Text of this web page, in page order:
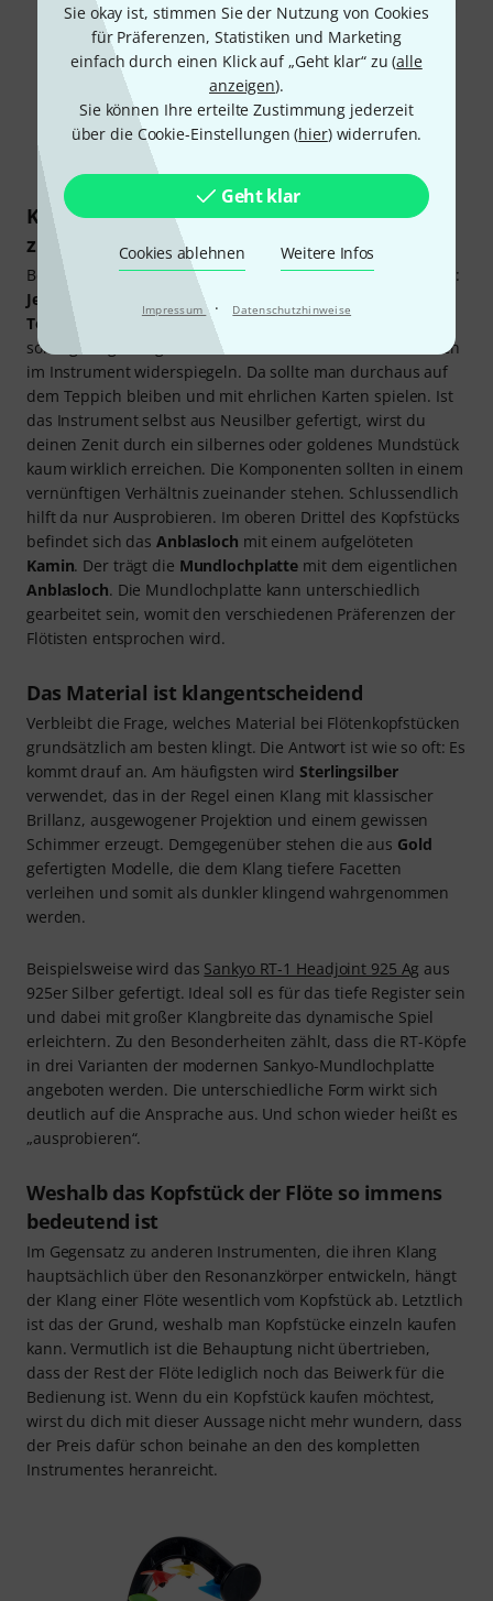
Sie okay ist, stimmen Sie der Nutzung von Cookies
für Präferenzen, Statistiken und Marketing
einfach durch einen Klick auf „Geht klar“ zu (alle
anzeigen).
Sie können Ihre erteilte Zustimmung jederzeit
über die Cookie-Einstellungen (hier) widerrufen.
Geht klar
Cookies ablehnen Weitere Infos
Impressum · Datenschutzhinweise
Yamaha FHJ 200U Flöten-Kopfstück (Art.Nr. 100526)
Komponenten in sinnvollem Verhältnis
zueinander
Bei Kopfstücken gilt, wie auch bei den Instrumenten selbst:
Je edler das Material, desto voller und runder klingt der
Ton
. Ob du dabei beispielsweise auf Silber, Gold oder
sonstige Legierungen setzt, sollte sich sinnvollerweise auch
im Instrument widerspiegeln. Da sollte man durchaus auf
dem Teppich bleiben und mit ehrlichen Karten spielen. Ist
das Instrument selbst aus Neusilber gefertigt, wirst du
deinen Zenit durch ein silbernes oder goldenes Mundstück
kaum wirklich erreichen. Die Komponenten sollten in einem
vernünftigen Verhältnis zueinander stehen. Schlussendlich
hilft da nur Ausprobieren. Im oberen Drittel des Kopfstücks
befindet sich dasAnblasloch mit einem aufgelöteten
Kamin. Der trägt die Mundlochplatte mit dem eigentlichen
Anblasloch. Die Mundlochplatte kann unterschiedlich
gearbeitet sein, womit den verschiedenen Präferenzen der
Flötisten entsprochen wird.
Das Material ist klangentscheidend
Verbleibt die Frage, welches Material bei Flötenkopfstücken
grundsätzlich am besten klingt. Die Antwort ist wie so oft: Es
kommt drauf an. Am häufigsten wirdSterlingsilber
verwendet, das in der Regel einen Klang mit klassischer
Brillanz, ausgewogener Projektion und einem gewissen
Schimmer erzeugt. Demgegenüber stehen die aus Gold
gefertigten Modelle, die dem Klang tiefere Facetten
verleihen und somit als dunkler klingend wahrgenommen
werden.
Beispielsweise wird das Sankyo RT-1 Headjoint 925 Ag aus
925er Silber gefertigt. Ideal soll es für das tiefe Register sein
und dabei mit großer Klangbreite das dynamische Spiel
erleichtern. Zu den Besonderheiten zählt, dass die RT-Köpfe
in drei Varianten der modernen Sankyo-Mundlochplatte
angeboten werden. Die unterschiedliche Form wirkt sich
deutlich auf die Ansprache aus. Und schon wieder heißt es
„ausprobieren“.
Weshalb das Kopfstück der Flöte so immens
bedeutend ist
Im Gegensatz zu anderen Instrumenten, die ihren Klang
hauptsächlich über den Resonanzkörper entwickeln, hängt
der Klang einer Flöte wesentlich vom Kopfstück ab. Letztlich
ist das der Grund, weshalb man Kopfstücke einzeln kaufen
kann. Vermutlich ist die Behauptung nicht übertrieben,
dass der Rest der Flöte lediglich noch das Beiwerk für die
Bedienung ist. Wenn du ein Kopfstück kaufen möchtest,
wirst du dich mit dieser Aussage nicht mehr wundern, dass
der Preis dafür schon beinahe an den des kompletten
Instrumentes heranreicht.